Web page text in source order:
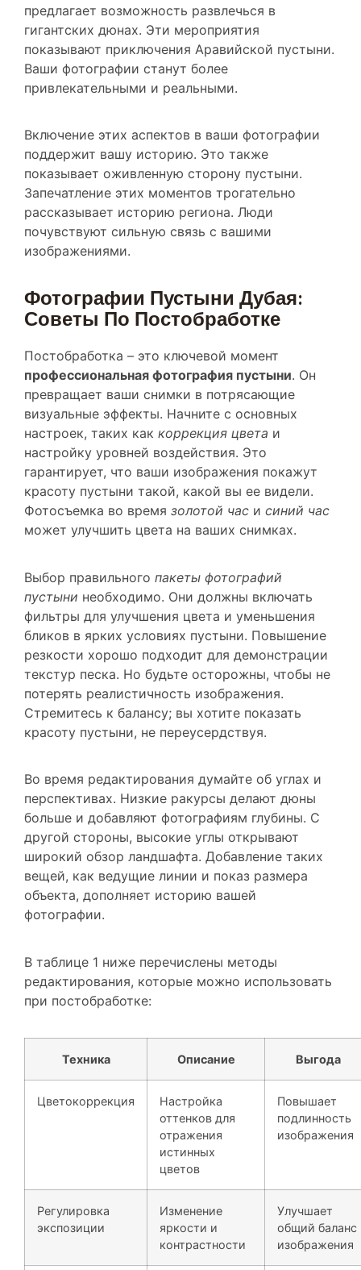
гигантских дюнах. Эти мероприятия
показывают приключения Аравийской пустыни.
Ваши фотографии станут более
привлекательными и реальными.
поддержит вашу историю. Это также
показывает оживленную сторону пустыни.
Запечатление этих моментов трогательно
рассказывает историю региона. Люди
почувствуют сильную связь с вашими
изображениями.
Советы По Постобработке
профессиональная фотография пустыни
превращает ваши снимки в потрясающие
визуальные эффекты. Начните с основных
настроек, таких каккоррекция цветаи
настройку уровней воздействия. Это
гарантирует, что ваши изображения покажут
красоту пустыни такой, какой вы ее видели.
Фотосъемка во времязолотой часи синий час
может улучшить цвета на ваших снимках.
пустынинеобходимо. Они должны включать
фильтры для улучшения цвета и уменьшения
бликов в ярких условиях пустыни. Повышение
резкости хорошо подходит для демонстрации
текстур песка. Но будьте осторожны, чтобы не
потерять реалистичность изображения.
Стремитесь к балансу; вы хотите показать
красоту пустыни, не переусердствуя.
перспективах. Низкие ракурсы делают дюны
больше и добавляют фотографиям глубины. С
другой стороны, высокие углы открывают
широкий обзор ландшафта. Добавление таких
вещей, как ведущие линии и показ размера
объекта, дополняет историю вашей
фотографии.
редактирования, которые можно использовать
при постобработке:
Техника Описание Выгода
Цветокоррекция
Настройка
оттенков для
отражения
истинных
цветов
Повышает
подлинность
изображения
Регулировка
экспозиции
Изменение
яркости и
контрастности
Улучшает
общий баланс
изображения
Заточка Улучшаем Подчеркивает